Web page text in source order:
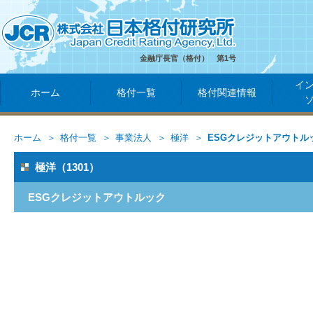
金融庁長官（格付） 第1号
ホーム 格付一覧 格付関連情報
イ
ホーム 格付一覧 事業法人 極洋 ESGクレジットアウトル
極洋（1301）
ESGクレジットアウトルック